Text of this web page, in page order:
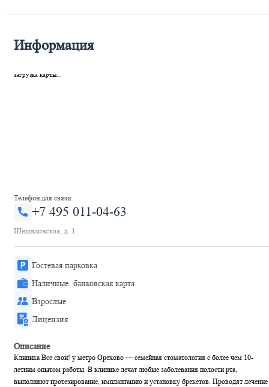
Информация
загрузка карты...
Телефон для связи:
+7 495 011-04-63
Шипиловская, д. 1
Гостевая парковка
Наличные, банковская карта
Взрослые
Лицензия
Описание
Клиника Все свои! у метро Орехово — семейная стоматология с более чем 10-
летним опытом работы. В клинике лечат любые заболевания полости рта,
выполняют протезирование, имплантацию и установку брекетов. Проводят лечение